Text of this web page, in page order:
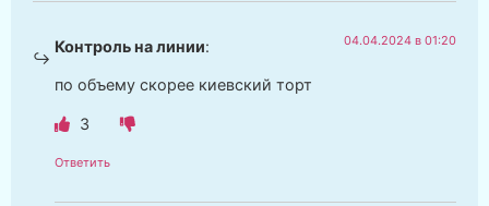
Контроль на линии: 04.04.2024 в 01:20
по объему скорее киевский торт
3
Ответить